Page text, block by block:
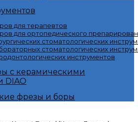
для терапевтов
для ортопедического
стоматологических
стоматологических
инструментов
с керамическими
DIAO
фрезы и боры